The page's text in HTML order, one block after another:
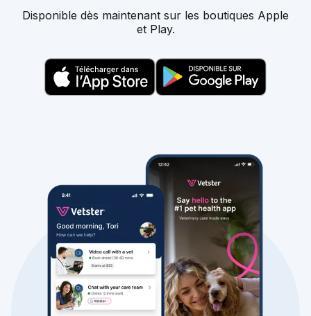
Disponible dès maintenant sur les boutiques Apple
et Play.